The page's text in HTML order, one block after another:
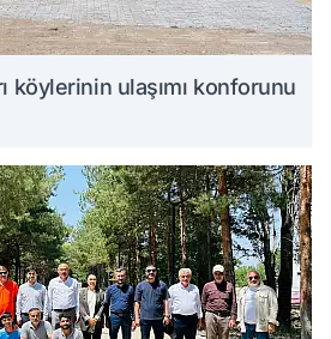
köylerinin ulaşımı konforunu